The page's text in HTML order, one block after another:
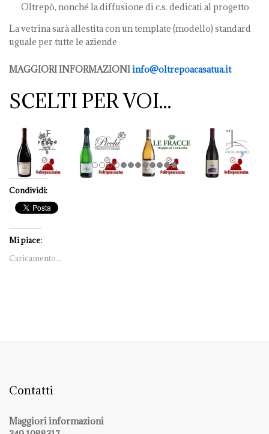
Oltrepò, nonché la diffusione di c.s. dedicati al progetto
La vetrina sarà allestita con un template (modello) standard
uguale per tutte le aziende
MAGGIORI INFORMAZIONIinfo@oltrepoacasatua.it
SCELTI PER VOI...
Condividi:
Mi piace:
Caricamento...
Contatti
Maggiori informazioni